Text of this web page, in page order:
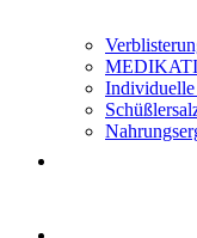
Individuelle